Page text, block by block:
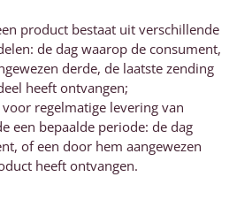
product bestaat uit verschillende
de dag waarop de consument,
derde, de laatste zending
heeft ontvangen;
regelmatige levering van
een bepaalde periode: de dag
of een door hem aangewezen
heeft ontvangen.